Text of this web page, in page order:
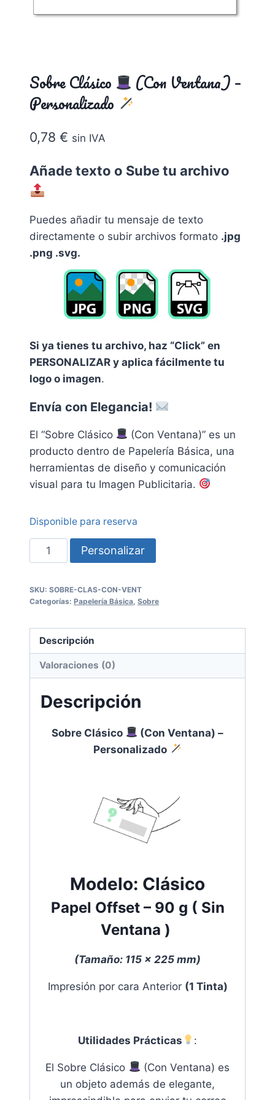
Sobre Clásico
(Con Ventana) –
Personalizado
0,78 € sin IVA
Añade texto o Sube tu archivo
Puedes añadir tu mensaje de texto
directamente o subir archivos formato .jpg
.png .svg.
Si ya tienes tu archivo, haz “Click” en
PERSONALIZAR y aplica fácilmente tu
logo o imagen.
Envía con Elegancia!
El “Sobre Clásico
(Con Ventana)” es un
producto dentro de Papelería Básica, una
herramientas de diseño y comunicación
visual para tu Imagen Publicitaria.
Disponible para reserva
Sobre
Clásico
(Con
-
Personalizado
cantidad
Personalizar
SKU: SOBRE-CLAS-CON-VENT
Categorías: Papelería Básica, Sobre
Descripción
Valoraciones (0)
Descripción
Sobre Clásico
(Con Ventana) –
Personalizado
Modelo: Clásico
Papel Offset– 90 g ( Sin
Ventana )
(Tamaño: 115 x 225 mm)
Impresión por cara Anterior (1 Tinta)
Utilidades Prácticas :
El Sobre Clásico
(Con Ventana) es
un objeto además de elegante,